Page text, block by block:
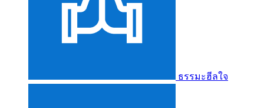
ธรรมะฮีลใจ